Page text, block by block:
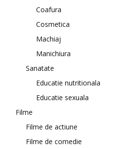
Coafura
Cosmetica
Machiaj
Manichiura
Sanatate
Educatie nutritionala
Educatie sexuala
Filme
Filme de actiune
Filme de comedie